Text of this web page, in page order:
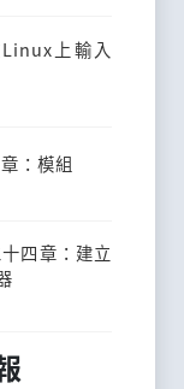
上輸入
：模組
四章：建立